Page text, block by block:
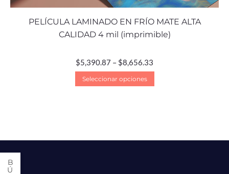
PELÍCULA LAMINADO EN FRÍO MATE ALTA
CALIDAD 4 mil (imprimible)
$5,390.87 – $8,656.33
Seleccionar opciones